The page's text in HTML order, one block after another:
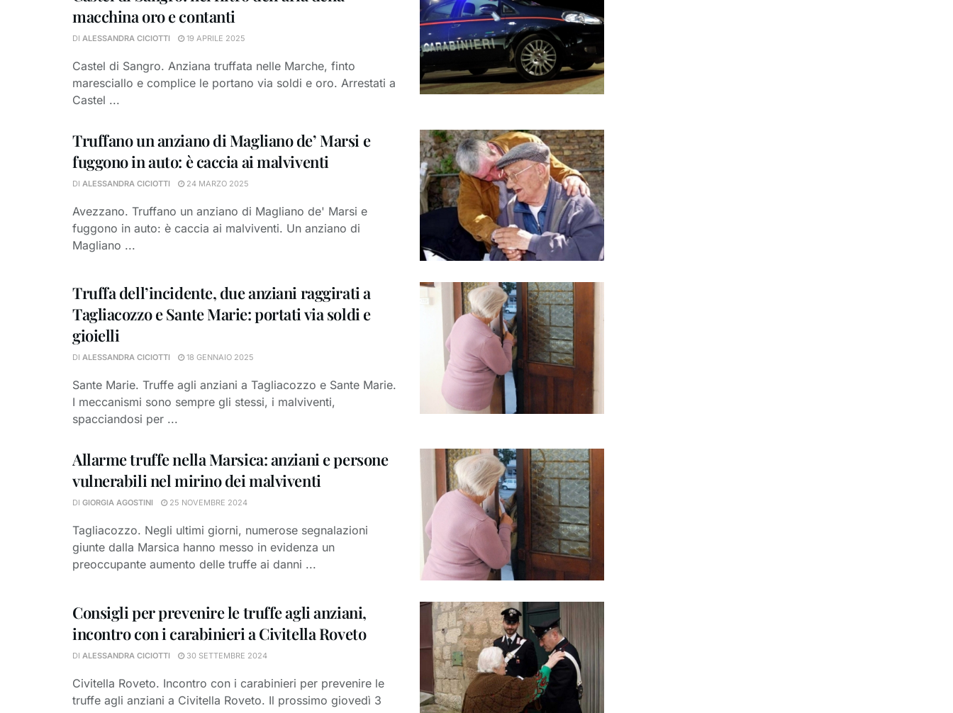
macchina oro e contanti
DI ALESSANDRA CICIOTTI 19 APRILE 2025
Castel di Sangro. Anziana truffata nelle Marche, finto
maresciallo e complice le portano via soldi e oro. Arrestati a
Castel ...
Truffano un anziano di Magliano de’ Marsi e
fuggono in auto: è caccia ai malviventi
DI ALESSANDRA CICIOTTI 24 MARZO 2025
Avezzano. Truffano un anziano di Magliano de' Marsi e
fuggono in auto: è caccia ai malviventi. Un anziano di
Magliano ...
Truffa dell’incidente, due anziani raggirati a
Tagliacozzo e Sante Marie: portati via soldi e
gioielli
DI ALESSANDRA CICIOTTI 18 GENNAIO 2025
Sante Marie. Truffe agli anziani a Tagliacozzo e Sante Marie.
I meccanismi sono sempre gli stessi, i malviventi,
spacciandosi per ...
Allarme truffe nella Marsica: anziani e persone
vulnerabili nel mirino dei malviventi
DI GIORGIA AGOSTINI 25 NOVEMBRE 2024
Tagliacozzo. Negli ultimi giorni, numerose segnalazioni
giunte dalla Marsica hanno messo in evidenza un
preoccupante aumento delle truffe ai danni ...
Consigli per prevenire le truffe agli anziani,
incontro con i carabinieri a Civitella Roveto
DI ALESSANDRA CICIOTTI 30 SETTEMBRE 2024
Civitella Roveto. Incontro con i carabinieri per prevenire le
truffe agli anziani a Civitella Roveto. Il prossimo giovedì 3